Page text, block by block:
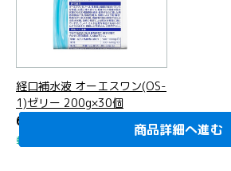
商品詳細へ進む
商品詳細へ進む
商品詳細へ進む
商品詳細へ進む
商品詳細へ進む
商品詳細へ進む
商品詳細へ進む
商品詳細へ進む
経口補水液 オーエスワン(OS-
1)ゼリー 200g×30個
6,480
軽減税率対象
商品詳細へ進む